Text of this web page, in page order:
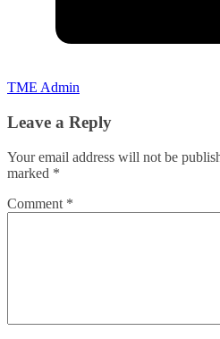
TME Admin
Leave a Reply
Your email address will not be
marked *
Comment *